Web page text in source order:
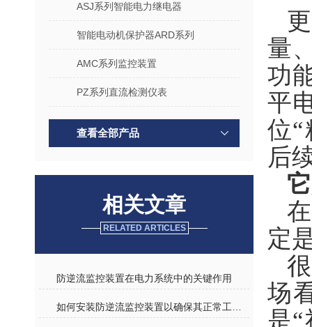
ASJ系列智能电力继电器
智能电动机保护器ARD系列
AMC系列监控装置
PZ系列直流检测仪表
查看全部产品
相关文章
RELATED ARTICLES
防逆流监控装置在电力系统中的关键作用
量
功
平
位
后
定
场
是